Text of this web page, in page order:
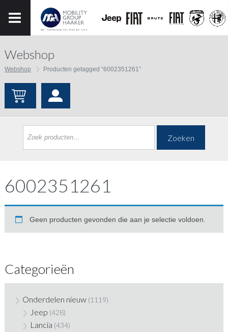
Webshop
Webshop Producten getagged “6002351261”
Zoeken
6002351261
Geen producten gevonden die aan je selectie voldoen.
Categorieën
Onderdelen nieuw (1119)
Jeep (428)
Lancia (434)